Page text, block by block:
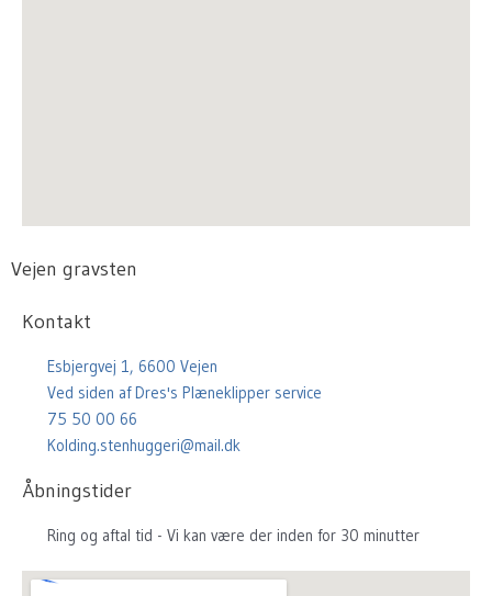
Vejen gravsten
Kontakt
Esbjergvej 1, 6600 Vejen
Ved siden af Dres's Plæneklipper service
75 50 00 66
Kolding.stenhuggeri@mail.dk
Åbningstider
Ring og aftal tid - Vi kan være der inden for 30 minutter